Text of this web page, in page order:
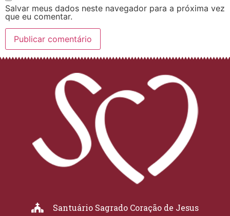
Salvar meus dados neste navegador para a próxima vez
que eu comentar.
Santuário Sagrado Coração de Jesus